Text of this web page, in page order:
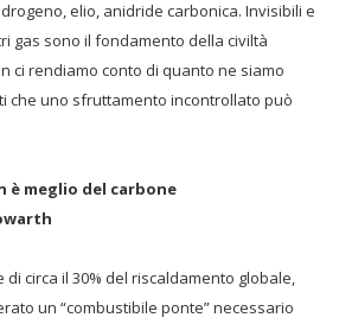
elio, anidride carbonica. Invisibili e
gas sono il fondamento della civiltà
ci rendiamo conto di quanto ne siamo
che uno sfruttamento incontrollato può
è meglio del carbone
circa il 30% del riscaldamento globale,
un “combustibile ponte” necessario